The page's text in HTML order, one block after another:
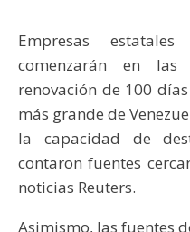
Empresas
comenzarán en las
renovación de 100
más grande de
la capacidad de
contaron fuentes
noticias Reuters.
Asimismo, las fuentes